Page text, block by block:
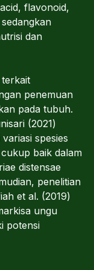
flavonoid,
dan
penemuan
pada tubuh.
(2021)
spesies
baik dalam
distensae
penelitian
et al. (2019)
ungu
potensi